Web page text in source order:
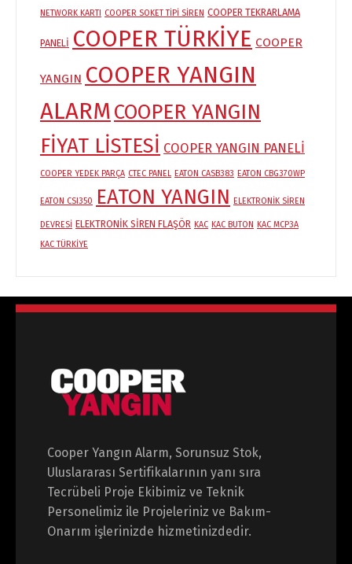
NETWORK KARTI COOPER SOKET TİPİ SİREN COOPER TEKRARLAMA
PANELİ COOPER TÜRKİYE COOPER
YANGIN COOPER YANGIN
ALARMCOOPER YANGIN
FİYAT LİSTESİ COOPER YANGIN PANELİ
COOPER YEDEK PARÇA CTEC PANEL EATON CASB383 EATON CBG370WP
EATON CSI350 EATON YANGIN ELEKTRONİK SİREN
DEVRESİ ELEKTRONİK SİREN FLAŞÖR KAC KAC BUTON KAC MCP3A
KAC TÜRKİYE
Cooper Yangın Alarm, Sorunsuz Stok,
Uluslararası Sertifikalarının yanı sıra
Tecrübeli Proje Ekibimiz ve Teknik
Personelimiz ile Projeleriniz ve Bakım-
Onarım işlerinizde hizmetinizdedir.